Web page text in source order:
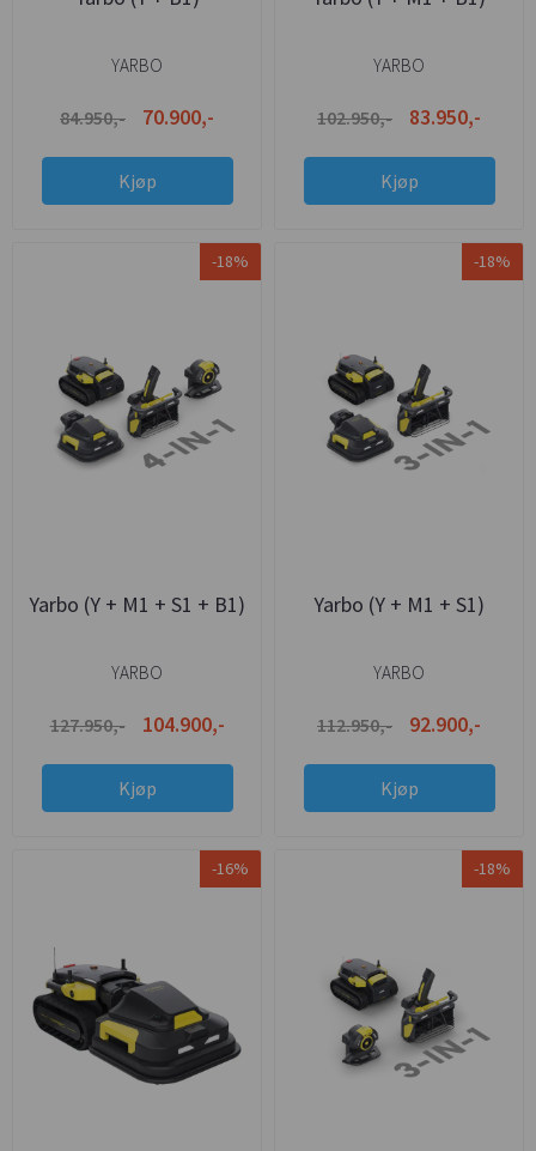
YARBO
84.950,- 70.900,-
Kjøp
YARBO
102.950,- 83.950,-
Kjøp
-18%
Yarbo (Y + M1 + S1 + B1)
YARBO
127.950,- 104.900,-
Kjøp
-18%
Yarbo (Y + M1 + S1)
YARBO
112.950,- 92.900,-
Kjøp
-16% -18%